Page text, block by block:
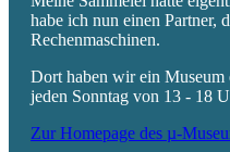
habe ich nun einen Partner,
Rechenmaschinen.
Dort haben wir ein Museum
jeden Sonntag von 13 - 18
Zur Homepage des µ-